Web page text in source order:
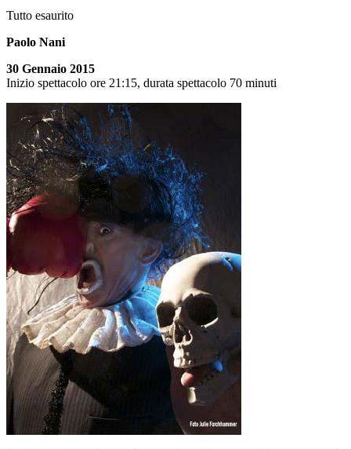
Tutto esaurito
Paolo Nani
30 Gennaio 2015
Inizio spettacolo ore 21:15, durata spettacolo 70 minuti